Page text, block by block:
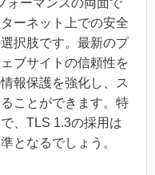
ォーマンスの両面で
ーネット上での安全
択肢です。最新のプ
ブサイトの信頼性を
報保護を強化し、ス
ことができます。特
、TLS 1.3の採用は
となるでしょう。